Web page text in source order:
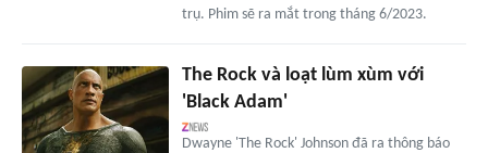
trụ. Phim sẽ ra mắt trong tháng 6/2023.
The Rock và loạt lùm xùm với
'Black Adam'
Dwayne 'The Rock' Johnson đã ra thông báo